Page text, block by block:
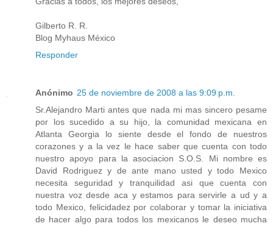
Gilberto R. R.
Blog Myhaus México
Responder
Anónimo 25 de noviembre de 2008 a las 9:09 p.m.
Sr.Alejandro Marti antes que nada mi mas sincero pesame
por los sucedido a su hijo, la comunidad mexicana en
Atlanta Georgia lo siente desde el fondo de nuestros
corazones y a la vez le hace saber que cuenta con todo
nuestro apoyo para la asociacion S.O.S. Mi nombre es
David Rodriguez y de ante mano usted y todo Mexico
necesita seguridad y tranquilidad asi que cuenta con
nuestra voz desde aca y estamos para servirle a ud y a
todo Mexico, felicidadez por colaborar y tomar la iniciativa
de hacer algo para todos los mexicanos le deseo mucha